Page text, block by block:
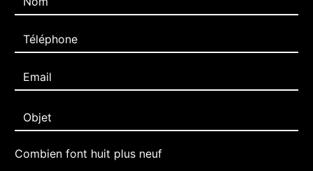
Combien font huit plus neuf